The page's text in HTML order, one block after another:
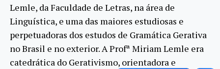
Lemle, da Faculdade de Letras, na área de
Linguística, e uma das maiores estudiosas e
perpetuadoras dos estudos de Gramática Gerativa
no Brasil e no exterior. A Profª Miriam Lemle era
catedrática do Gerativismo, orientadora e